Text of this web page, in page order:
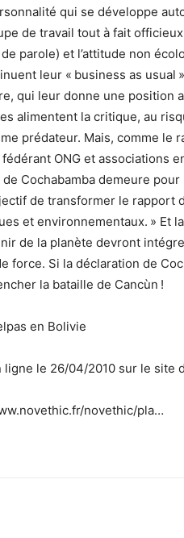
qui se développe
de travail tout à fait
parole) et l’attitude non
leur « business as usual
qui leur donne une position
alimentent la critique, au
prédateur. Mais, comme le
ONG et associations
de Cochabamba demeure
de transformer le rapport
et environnementaux. » Et
de la planète devront
force. Si la déclaration de
la bataille de Cancùn !
en Bolivie
ligne le 26/04/2010 sur le site
novethic/pla…